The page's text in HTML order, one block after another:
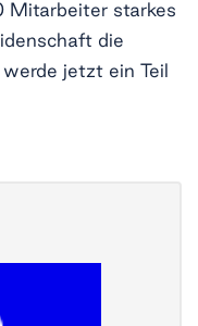
Mitarbeiter starkes
die
jetzt ein Teil